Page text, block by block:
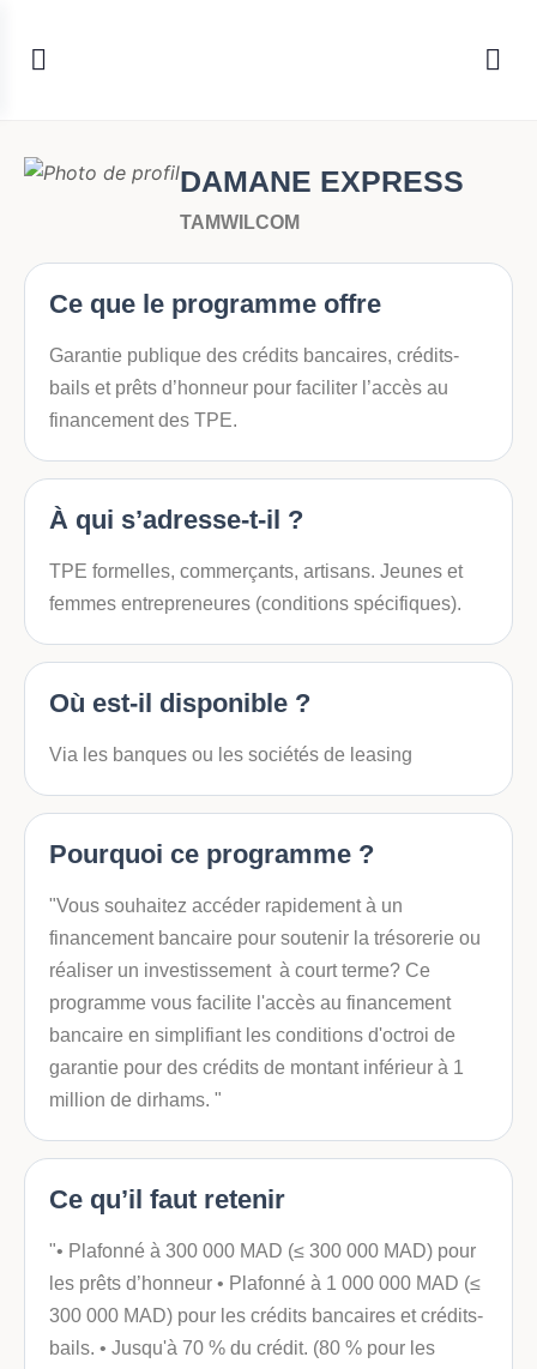
DAMANE EXPRESS
TAMWILCOM
Ce que le programme offre
Garantie publique des crédits bancaires, crédits-
bails et prêts d’honneur pour faciliter l’accès au
financement des TPE.
À qui s’adresse-t-il ?
TPE formelles, commerçants, artisans. Jeunes et
femmes entrepreneures (conditions spécifiques).
Où est-il disponible ?
Via les banques ou les sociétés de leasing
Pourquoi ce programme ?
"Vous souhaitez accéder rapidement à un
financement bancaire pour soutenir la trésorerie ou
réaliser un investissement à court terme? Ce
programme vous facilite l'accès au financement
bancaire en simplifiant les conditions d'octroi de
garantie pour des crédits de montant inférieur à 1
million de dirhams. "
Ce qu’il faut retenir
"• Plafonné à 300 000 MAD (≤ 300 000 MAD) pour
les prêts d’honneur • Plafonné à 1 000 000 MAD (≤
300 000 MAD) pour les crédits bancaires et crédits-
bails. • Jusqu'à 70 % du crédit. (80 % pour les